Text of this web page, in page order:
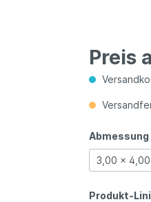
Sonstiges
Sonstiges Zubehör
Preis
3,00 x 4,00
Produkt-